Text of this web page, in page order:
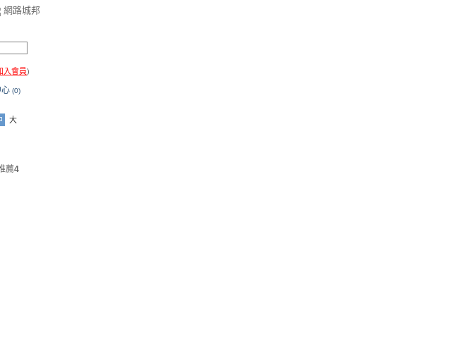
網路城邦
入會員)
(0)
大
薦4